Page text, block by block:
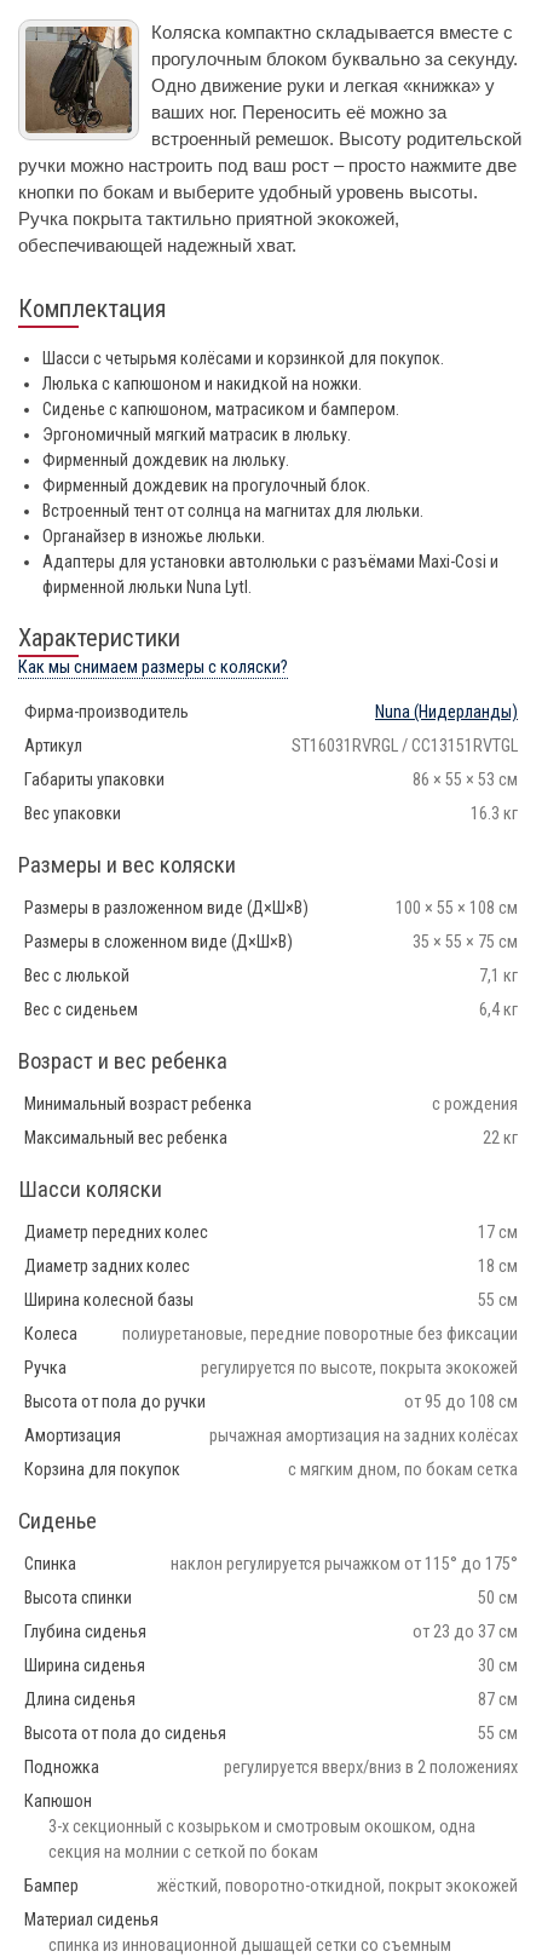
Коляска компактно складывается вместе с
прогулочным блоком буквально за секунду.
Одно движение руки и легкая «книжка» у
ваших ног. Переносить её можно за
встроенный ремешок. Высоту родительской
ручки можно настроить под ваш рост – просто нажмите две
кнопки по бокам и выберите удобный уровень высоты.
Ручка покрыта тактильно приятной экокожей,
обеспечивающей надежный хват.
Комплектация
Шасси с четырьмя колёсами и корзинкой для покупок.
Люлька с капюшоном и накидкой на ножки.
Сиденье с капюшоном, матрасиком и бампером.
Эргономичный мягкий матрасик в люльку.
Фирменный дождевик на люльку.
Фирменный дождевик на прогулочный блок.
Встроенный тент от солнца на магнитах для люльки.
Органайзер в изножье люльки.
Адаптеры для установки автолюльки с разъёмами Maxi-Cosi и
фирменной люльки Nuna Lytl.
Характеристики
Как мы снимаем размеры с коляски?
Фирма-производитель Nuna(Нидерланды)
Артикул
ST16031RVRGL / CC13151RVTGL
Габариты упаковки
86 × 55 × 53 см
Вес упаковки
16.3 кг
Размеры и вес коляски
Размеры в разложенном виде (Д×Ш×В)
100 × 55 × 108 см
Размеры в сложенном виде (Д×Ш×В)
35 × 55 × 75 см
Вес с люлькой
7,1 кг
Вес с сиденьем
6,4 кг
Возраст и вес ребенка
Минимальный возраст ребенка
с рождения
Максимальный вес ребенка
22 кг
Шасси коляски
Диаметр передних колес
17 см
Диаметр задних колес
18 см
Ширина колесной базы
55 см
Колеса
полиуретановые, передние поворотные без фиксации
Ручка
регулируется по высоте, покрыта экокожей
Высота от пола до ручки
от 95 до 108 см
Амортизация
рычажная амортизация на задних колёсах
Корзина для покупок
с мягким дном, по бокам сетка
Сиденье
Спинка
наклон регулируется рычажком от 115° до 175°
Высота спинки
50 см
Глубина сиденья
от 23 до 37 см
Ширина сиденья
30 см
Длина сиденья
87 см
Высота от пола до сиденья
55 см
Подножка
регулируется вверх/вниз в 2 положениях
Капюшон
3-х секционный с козырьком и смотровым окошком, одна
секция на молнии с сеткой по бокам
Бампер
жёсткий, поворотно-откидной, покрыт экокожей
Материал сиденья
спинка из инновационной дышащей сетки со съемным